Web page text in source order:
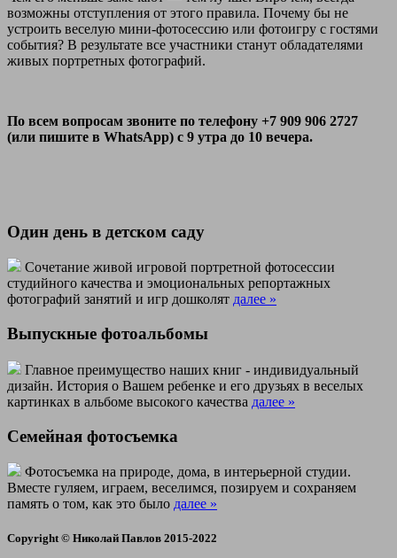
возможны отступления от этого правила. Почему бы не
устроить веселую мини-фотосессию или фотоигру с гостями
события? В результате все участники станут обладателями
живых портретных фотографий.
По всем вопросам звоните по телефону +7 909 906 2727
(или пишите в WhatsApp) с 9 утра до 10 вечера.
Один день в детском саду
Сочетание живой игровой портретной фотосессии
студийного качества и эмоциональных репортажных
фотографий занятий и игр дошколят далее »
Выпускные фотоальбомы
Главное преимущество наших книг - индивидуальный
дизайн. История о Вашем ребенке и его друзьях в веселых
картинках в альбоме высокого качества далее »
Семейная фотосъемка
Фотосъемка на природе, дома, в интерьерной студии.
Вместе гуляем, играем, веселимся, позируем и сохраняем
память о том, как это было далее »
Copyright © Николай Павлов 2015-2022